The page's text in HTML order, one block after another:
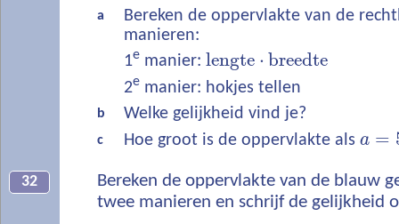
a
Bereken de oppervlakte van de
manieren:
1e manier: lengte ⋅ breedte
2e manier: hokjes tellen
b Welke gelijkheid vind je?
c Hoe groot is de oppervlakte als a =
32
Bereken de oppervlakte van de blauw
twee manieren en schrijf de gelijkheid